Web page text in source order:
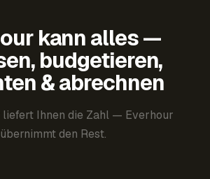
kann alles —
budgetieren,
& abrechnen
liefert Ihnen die Zahl — Everhour
übernimmt den Rest.